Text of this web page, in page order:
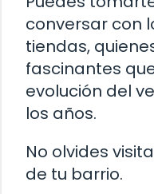
conversar con
tiendas,
fascinantes
evolución del
los años.
No olvides
de tu barrio.